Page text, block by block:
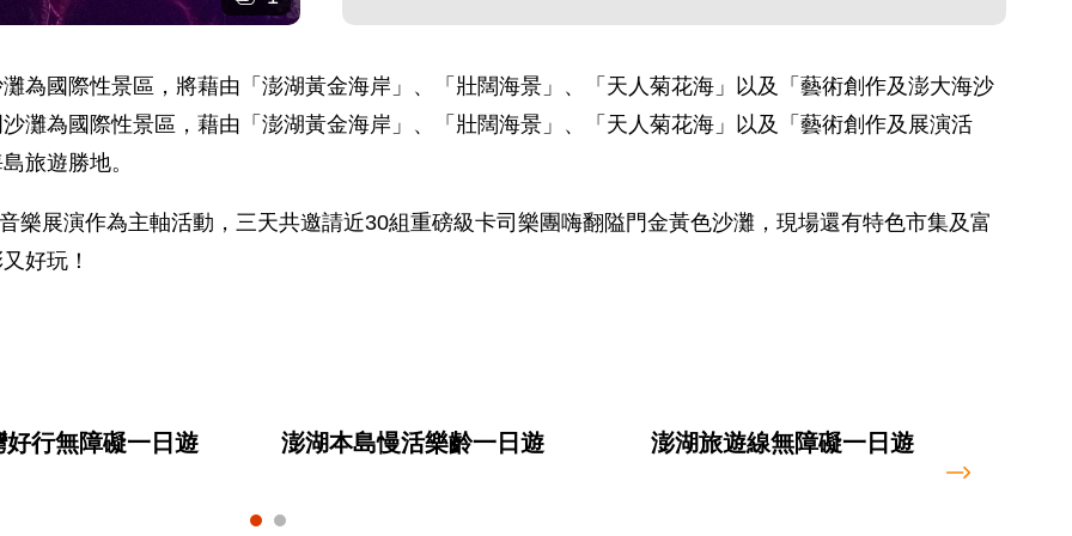
為國際性景區，將藉由「澎湖黃金海岸」、「壯闊海景」、「天人菊花海」以及「藝術創作及澎大海沙
灘為國際性景區，藉由「澎湖黃金海岸」、「壯闊海景」、「天人菊花海」以及「藝術創作及展演活
旅遊勝地。
樂展演作為主軸活動，三天共邀請近30組重磅級卡司樂團嗨翻隘門金黃色沙灘，現場還有特色市集及富
好玩！
好行無障礙一日遊 澎湖本島慢活樂齡一日遊 澎湖旅遊線無障礙一日遊